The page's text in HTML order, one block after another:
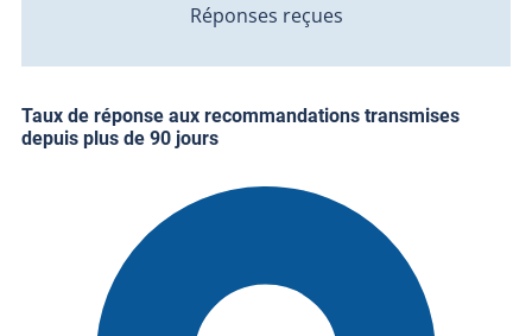
Réponses reçues
Taux de réponse aux recommandations transmises
depuis plus de 90 jours